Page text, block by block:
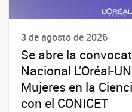
3 de agosto de 2026
Se abre la
Nacional L’Oréal-
Mujeres en la
con el CONICET